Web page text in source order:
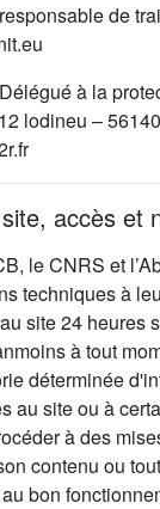
de
à la
lodineu –
accès et
le CNRS et
techniques à
site 24 heures
à tout
déterminée
au site ou à
à des
contenu ou
bon